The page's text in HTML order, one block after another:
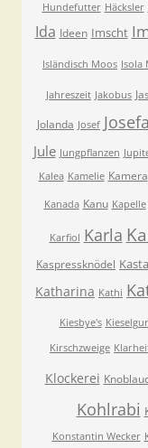
Hundefutter Häcksler
Ida Ideen Imscht
Isländisch Moos Isola
Jahreszeit Jakobus
Jolanda Josef Josefa
Jule Jungpflanzen
Kalea Kamelie Kamera
Kanada Kanu Kapelle
Karfiol Karla
Kaspressknödel
Katharina Kathi
Kiesbye's Kieselgur
Kirschzweige
Klockerei
Kohlrabi
Konstantin Wecker